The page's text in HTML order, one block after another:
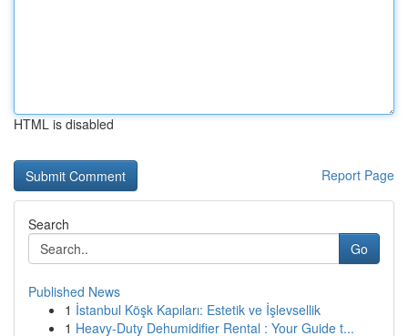
HTML is disabled
Report Page
Search
Go
Published News
1 İstanbul Köşk Kapıları: Estetik ve İşlevsellik
1 Heavy-Duty Dehumidifier Rental : Your Guide t...